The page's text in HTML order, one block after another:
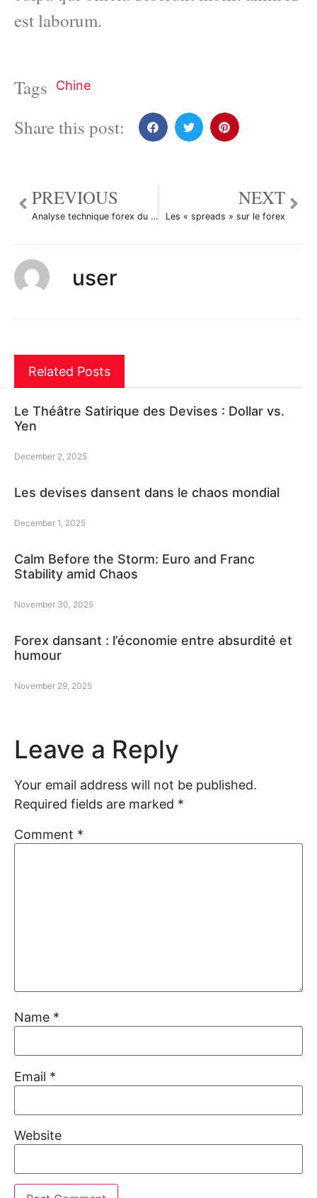
est laborum.
Tags Chine
Share this post:
PREVIOUS
Analyse technique forex du 27/08/2014
NEXT
Les « spreads » sur le forex
user
Related Posts
Le Théâtre Satirique des Devises : Dollar vs.
Yen
December 2, 2025
Les devises dansent dans le chaos mondial
December 1, 2025
Calm Before the Storm: Euro and Franc
Stability amid Chaos
November 30, 2025
Forex dansant : l’économie entre absurdité et
humour
November 29, 2025
Leave a Reply
Your email address will not be published.
Required fields are marked *
Comment *
Name *
Email *
Website